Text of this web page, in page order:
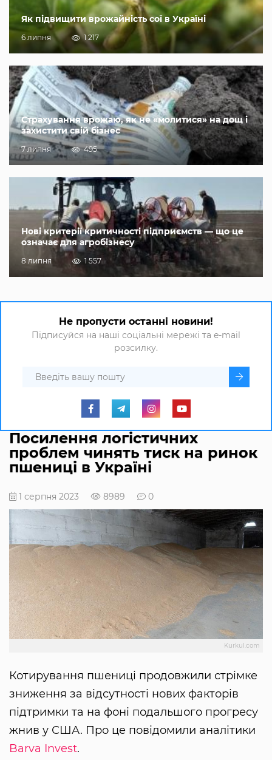
Як підвищити врожайність сої в Україні
6 липня 1 217
Страхування врожаю, як не «молитися» на дощ і
захистити свій бізнес
7 липня 495
Нові критерії критичності підприємств — що це
означає для агробізнесу
8 липня 1 557
Не пропусти останні новини!
Підписуйся на наші соціальні мережі та e-mail
розсилку.
Посилення логістичних
проблем чинять тиск на ринок
пшениці в Україні
1 серпня 2023 8989 0
Kurkul.com
Котирування пшениці продовжили стрімке
зниження за відсутності нових факторів
підтримки та на фоні подальшого прогресу
жнив у США. Про це повідомили аналітики
Barva Invest.